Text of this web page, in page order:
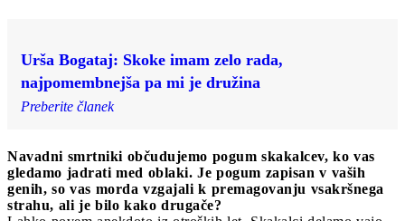
Urša Bogataj: Skoke imam zelo rada,
najpomembnejša pa mi je družina
Preberite članek
Navadni smrtniki občudujemo pogum skakalcev, ko vas
gledamo jadrati med oblaki. Je pogum zapisan v vaših
genih, so vas morda vzgajali k premagovanju vsakršnega
strahu, ali je bilo kako drugače?